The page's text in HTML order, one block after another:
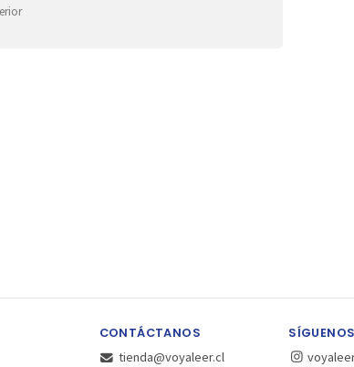
CONTÁCTANOS
tienda@voyaleer.cl